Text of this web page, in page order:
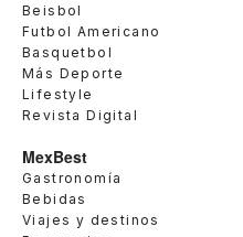
Beisbol
Futbol Americano
Basquetbol
Más Deporte
Lifestyle
Revista Digital
MexBest
Gastronomía
Bebidas
Viajes y destinos